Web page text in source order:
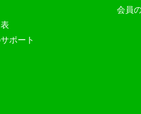
ポート
会員